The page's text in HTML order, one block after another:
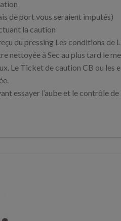
de port vous seraient imputés)
la caution
du pressing Les conditions de
nettoyée à Sec au plus tard le
Le Ticket de caution CB ou les
essayer l’aube et le